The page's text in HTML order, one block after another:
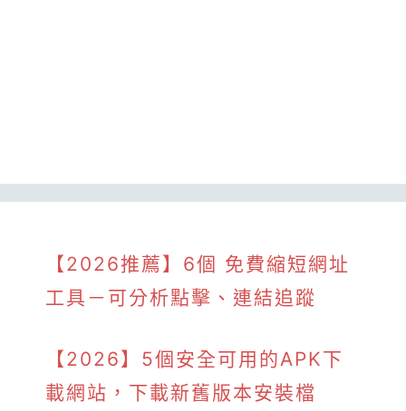
【2026推薦】6個 免費縮短網址
工具－可分析點擊、連結追蹤
【2026】5個安全可用的APK下
載網站，下載新舊版本安裝檔